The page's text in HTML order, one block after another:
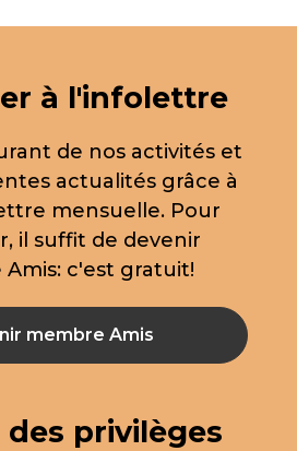
à l'infolettre
de nos activités et
actualités grâce à
mensuelle. Pour
il suffit de devenir
c'est gratuit!
membre Amis
privilèges